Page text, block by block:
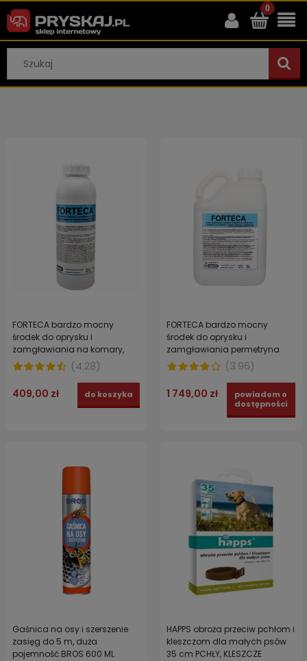
FORTECA bardzo mocny
środek do oprysku i
zamgławiania na komary,
pleśniakowce i prusaki 1 l
(4.28)
409,00 zł do koszyka
FORTECA bardzo mocny
środek do oprysku i
zamgławiania permetryna
40% do zwalczania much,
komarów, prusaków,
karaluchów, mrówek faraona i
pleśniakowca lśniącego! 5 l
(3.96)
1 749,00 zł
powiadom o
dostępności
Gaśnica na osy i szerszenie
zasięg do 5 m, duża
pojemność BROS 600 ML
HAPPS obroża przeciw pchłom i
kleszczom dla małych psów
35 cm PCHŁY, KLESZCZE